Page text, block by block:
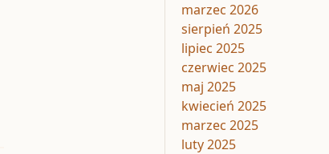
marzec 2026
sierpień 2025
lipiec 2025
czerwiec 2025
maj 2025
kwiecień 2025
marzec 2025
luty 2025